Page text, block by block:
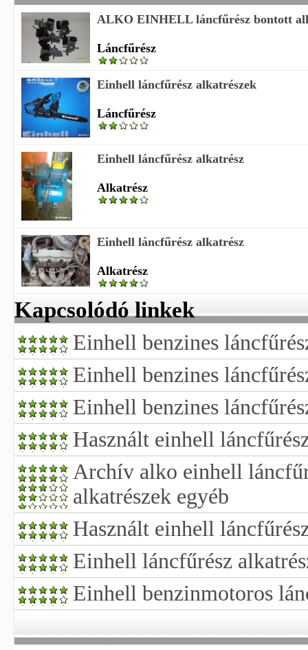
ALKO EINHELL láncfűrész bontott
Láncfűrész
Einhell láncfűrész alkatrészek
Láncfűrész
Einhell láncfűrész alkatrész
Alkatrész
Einhell láncfűrész alkatrész
Alkatrész
Kapcsolódó linkek
Einhell benzines
Einhell benzines
Einhell benzines
Használt einhell
Archív alko einhell
alkatrészek egyéb
Használt einhell
Einhell láncfűrész
Einhell benzinmotoros